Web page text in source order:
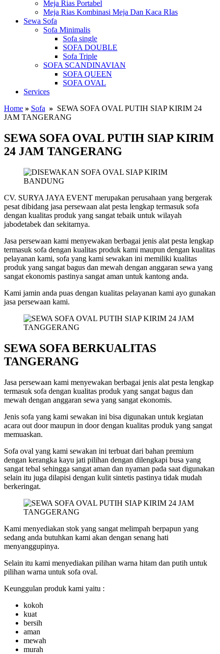
Meja Rias Portabel
Meja Rias Kombinasi Meja Dan Kaca RIas
Sewa Sofa
Sofa Minimalis
Sofa single
SOFA DOUBLE
Sofa Triple
SOFA SCANDINAVIAN
SOFA QUEEN
SOFA OVAL
Services
Home » Sofa » SEWA SOFA OVAL PUTIH SIAP KIRIM 24
JAM TANGERANG
SEWA SOFA OVAL PUTIH SIAP KIRIM
24 JAM TANGERANG
CV. SURYA JAYA EVENT merupakan perusahaan yang bergerak
pesat dibidang jasa persewaan alat pesta lengkap termasuk sofa
dengan kualitas produk yang sangat tebaik untuk wilayah
jabodetabek dan sekitarnya.
Jasa persewaan kami menyewakan berbagai jenis alat pesta lengkap
termasuk sofa dengan kualitas produk kami maupun dengan kualitas
pelayanan kami, sofa yang kami sewakan ini memiliki kualitas
produk yang sangat bagus dan mewah dengan anggaran sewa yang
sangat ekonomis pastinya sangat aman untuk kantong anda.
Kami jamin anda puas dengan kualitas pelayanan kami ayo gunakan
jasa persewaan kami.
SEWA SOFA BERKUALITAS
TANGERANG
Jasa persewaan kami menyewakan berbagai jenis alat pesta lengkap
termasuk sofa dengan kualitas produk yang sangat bagus dan
mewah dengan anggaran sewa yang sangat ekonomis.
Jenis sofa yang kami sewakan ini bisa digunakan untuk kegiatan
acara out door maupun in door dengan kualitas produk yang sangat
memuaskan.
Sofa oval yang kami sewakan ini terbuat dari bahan premium
dengan kerangka kayu jati pilihan dengan dilengkapi busa yang
sangat tebal sehingga sangat aman dan nyaman pada saat digunakan
selain itu juga dilapisi dengan kulit sintetis pastinya tidak mudah
berkeringat.
Kami menyediakan stok yang sangat melimpah berpapun yang
sedang anda butuhkan kami akan dengan senang hati
menyanggupinya.
Selain itu kami menyediakan pilihan warna hitam dan putih untuk
pilihan warna untuk sofa oval.
Keunggulan produk kami yaitu :
kokoh
kuat
bersih
aman
mewah
murah